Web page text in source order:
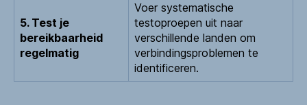
5. Test je
bereikbaarheid
regelmatig
Voer systematische
testoproepen uit naar
verschillende landen om
verbindingsproblemen te
identificeren.